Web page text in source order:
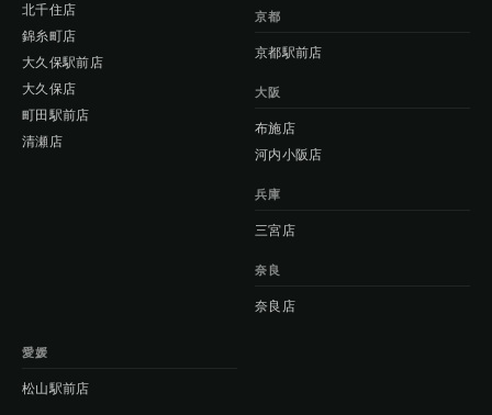
北千住店
錦糸町店
大久保駅前店
大久保店
町田駅前店
清瀬店
京都
京都駅前店
大阪
布施店
河内小阪店
兵庫
三宮店
奈良
奈良店
愛媛
松山駅前店